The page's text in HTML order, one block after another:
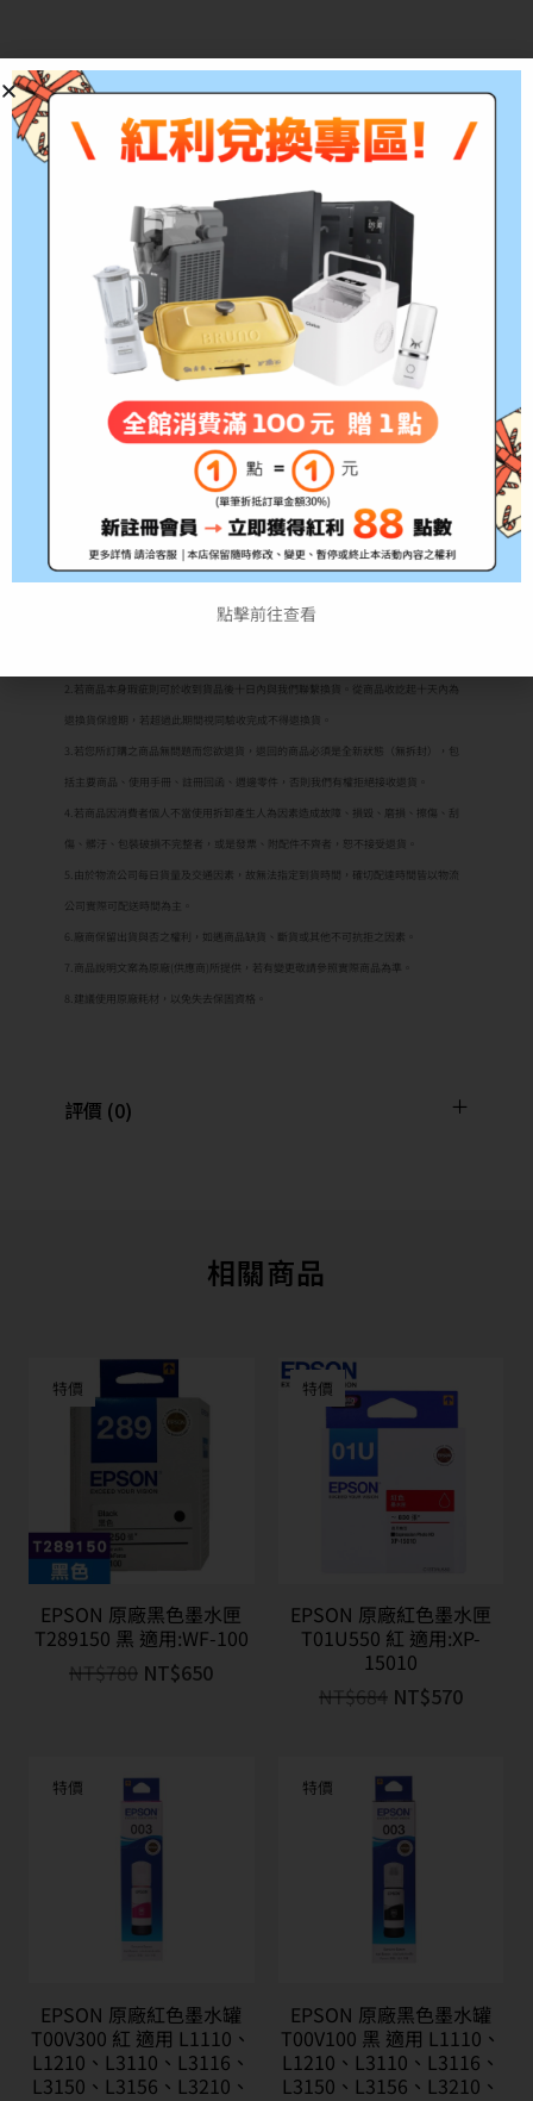
描述
● 適用機型：L1455,WF-3621,WF-7111,WF-
7611,WF-7211,WF-7711
*此為耗材性用品，經拆封後不予退貨(除新品不
良)，拆封前請務必確認清楚型號!!
*出貨時間約3~5個工作天，如遇缺貨將另行通知
注意事項:
1.根據消保法第19條規定，網路購物消費者均享
有商品到貨七天鑑賞期（非試用期）之權益。如欲試用請至原廠展示中心試
用；3C商品如電腦、印表機、耗材類（碳粉匣、墨水匣、專用紙儲存媒體如光碟片、
商品規格說明，本公司不接受購買試用後不滿意商品之理由退貨。購買前請務必確認
2.若商品本身瑕疵則可於收到貨品後十日內與我們聯繫換貨。從商品收訖起十天內為
退換貨保證期，若超過此期間視同驗收完成不得退換貨。
3.若您所訂購之商品無問題而您欲退貨，退回的商品必須是全新狀態（無拆封），包
括主要商品、使用手冊、註冊回函、週邊零件，否則我們有權拒絕接收退貨。
4.若商品因消費者個人不當使用拆卸產生人為因素造成故障、損毀、磨損、擦傷、刮
傷、髒汙、包裝破損不完整者，或是發票、附配件不齊者，恕不接受退貨。
5.由於物流公司每日貨量及交通因素，故無法指定到貨時間，確切配達時間皆以物流
公司實際可配送時間為主。
6.廠商保留出貨與否之權利，如遇商品缺貨、斷貨或其他不可抗拒之因素。
7.商品說明文案為原廠(供應商)所提供，若有變更敬請參照實際商品為準。
8.建議使用原廠耗材，以免失去保固資格。
評價 (0)
相關商品
特價
EPSON 原廠黑色墨水匣
T289150 黑 適用:WF-100
NT$ 780 NT$650
特價
EPSON 原廠紅色墨水匣
T01U550 紅 適用:XP-
15010
NT$684 NT$570
特價
EPSON 原廠紅色墨水罐
T00V300 紅 適用 L1110、
L1210、L3110、L3116、
L3150、L3156、L3210、
特價
EPSON 原廠黑色墨水罐
T00V100 黑 適用 L1110、
L1210、L3110、L3116、
L3150、L3156、L3210、
點擊前往查看